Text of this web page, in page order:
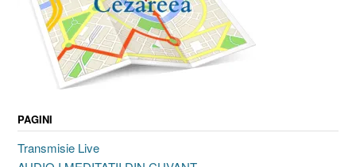
PAGINI
Transmisie Live